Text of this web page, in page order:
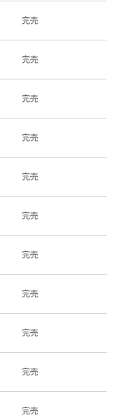
完売
完売
完売
完売
完売
完売
完売
完売
完売
完売
完売